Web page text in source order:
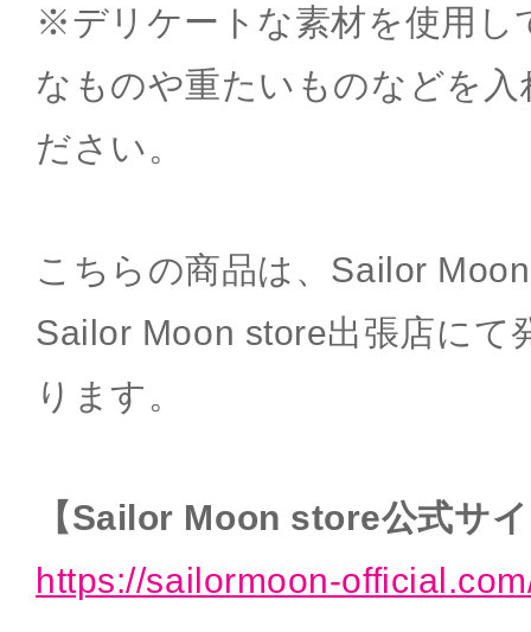
※デリケートな素材を使用し
なものや重たいものなどを
ださい。
こちらの商品は、Sailor
Sailor Moon store出張店にて
ります。
【Sailor Moon store公式サ
https://sailormoon-